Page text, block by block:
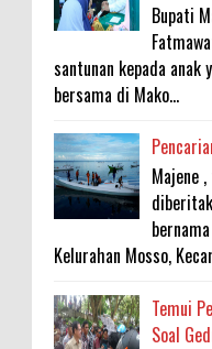
Bupati
santunan kepada anak
bersama di Mako...
Majene
Kelurahan Mosso,
Temui
Soal